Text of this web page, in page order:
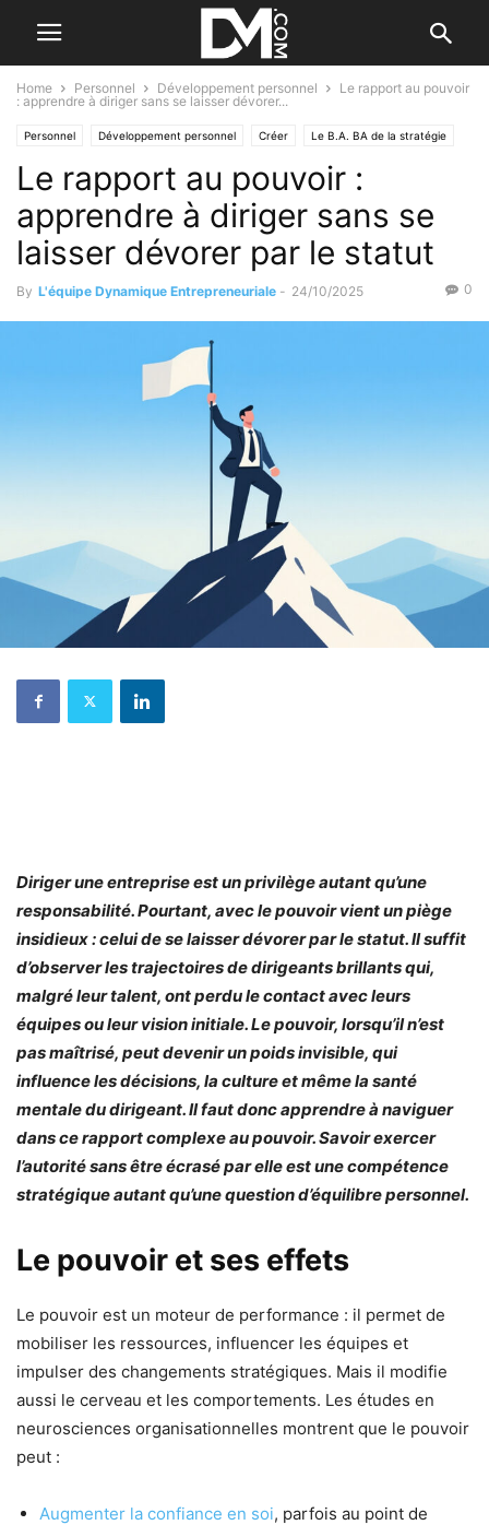
Home Personnel Développement personnel
Le rapport au pouvoir
: apprendre à diriger sans se laisser dévorer...
Personnel Développement personnel Créer Le B.A. BA de la stratégie
Les qualités de l'entrepreneur
Le rapport au pouvoir :
apprendre à diriger sans se
laisser dévorer par le statut
By L'équipe Dynamique Entrepreneuriale - 24/10/2025 0
Diriger une entreprise est un privilège autant qu’une
responsabilité. Pourtant, avec le pouvoir vient un piège
insidieux : celui de se laisser dévorer par le statut. Il suffit
d’observer les trajectoires de dirigeants brillants qui,
malgré leur talent, ont perdu le contact avec leurs
équipes ou leur vision initiale. Le pouvoir, lorsqu’il n’est
pas maîtrisé, peut devenir un poids invisible, qui
influence les décisions, la culture et même la santé
mentale du dirigeant. Il faut donc apprendre à naviguer
dans ce rapport complexe au pouvoir. Savoir exercer
l’autorité sans être écrasé par elle est une compétence
stratégique autant qu’une question d’équilibre personnel.
Le pouvoir et ses effets
Le pouvoir est un moteur de performance : il permet de
mobiliser les ressources, influencer les équipes et
impulser des changements stratégiques. Mais il modifie
aussi le cerveau et les comportements. Les études en
neurosciences organisationnelles montrent que le pouvoir
peut :
Augmenter la confiance en soi, parfois au point de